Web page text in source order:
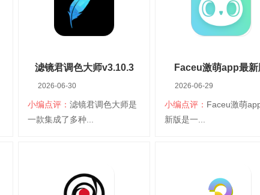
分类：安卓桌面
语言：简体中文
查看详情
扫码立即下载
分类：安卓桌面
语言：简
查看详情
滤镜君调色大师v3.10.3
2026-06-30
小编点评： 滤镜君调色大师是
一款集成了多种...
平台：安卓
分类：安卓桌面
语言：简体中文
Faceu激萌app最新
v6.13.0
2026-06-29
小编点评： Faceu激萌
新版是一...
分类：安卓桌面
语言：简